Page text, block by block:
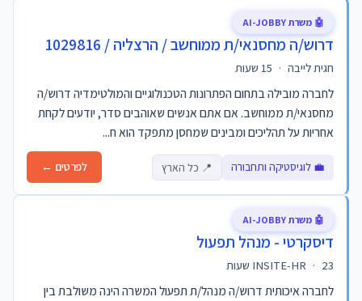
דרוש/ה מחסנאי/ת ממוחשב / הרצליה / 1029816
חגית לייבה ·
לחברה מובילה בתחום הפתרונות הטכנולוגיים והמולטימדיה דרוש/ה
מחסנאי/ת ממוחשב. אם אתם אנשים שאוהבים סדר, יודעים לקחת
אחריות על תהליכים ומבינים שמחסן מתפקד הוא ח...
💼 לוגיסטיקה ותחבורה 📍 כל הארץ לפרטים ←
🤖 משרת AI-JOBBY
דיסקרטי - מנהל תפעול
INSITE-HR · 23 שעות
לחברה איכותית דרוש/ה מנהל/ת תפעול המשרה הינה משולבת בין
🤖 משרת AI-JOBBY